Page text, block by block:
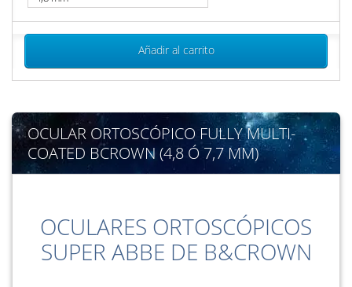
Añadir al carrito
OCULAR ORTOSCÓPICO FULLY MULTI-
COATED BCROWN (4,8 Ó 7,7 MM)
OCULARES ORTOSCÓPICOS
SUPER ABBE DE B&CROWN